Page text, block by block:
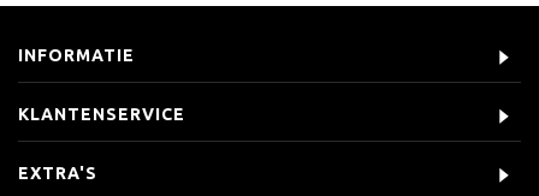
INFORMATIE
KLANTENSERVICE
EXTRA'S